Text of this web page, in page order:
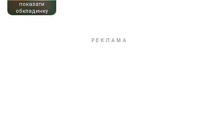
показати
обкладинку